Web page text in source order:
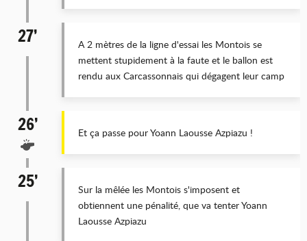
27’
A 2 mètres de la ligne d'essai les Montois se
mettent stupidement à la faute et le ballon est
rendu aux Carcassonnais qui dégagent leur camp
26’ Et ça passe pour Yoann Laousse Azpiazu !
25’
Sur la mêlée les Montois s'imposent et
obtiennent une pénalité, que va tenter Yoann
Laousse Azpiazu